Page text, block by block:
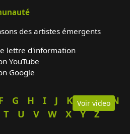
Voir video
des artistes émergents
lettre d'information
YouTube
Google
G H I J K L M
N
T U V W X Y Z